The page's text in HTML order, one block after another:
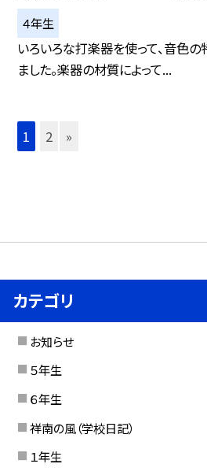
４年生
いろいろな打楽器を使って、音色
ました。楽器の材質によって...
1 2 »
カテゴリ
お知らせ
５年生
６年生
祥南の風（学校日記）
１年生